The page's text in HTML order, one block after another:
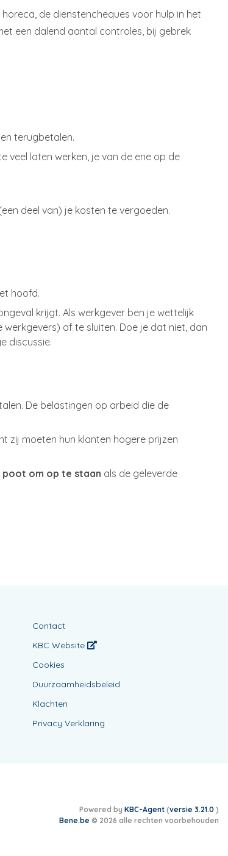
de dienstencheques voor hulp in het
een dalend aantal controles, bij gebrek
terugbetalen.
veel laten werken, je van de ene op de
deel van) je kosten te vergoeden.
hoofd.
krijgt. Als werkgever ben je wettelijk
af te sluiten. Doe je dat niet, dan
discussie.
De belastingen op arbeid die de
zij moeten hun klanten hogere prijzen
poot om op te staan als de geleverde
Contact
KBC Website
Cookies
Duurzaamheidsbeleid
Klachten
Privacy Verklaring
Powered by KBC-Agent (versie 3.21.0 )
Bene.be © 2026 alle rechten voorbehouden